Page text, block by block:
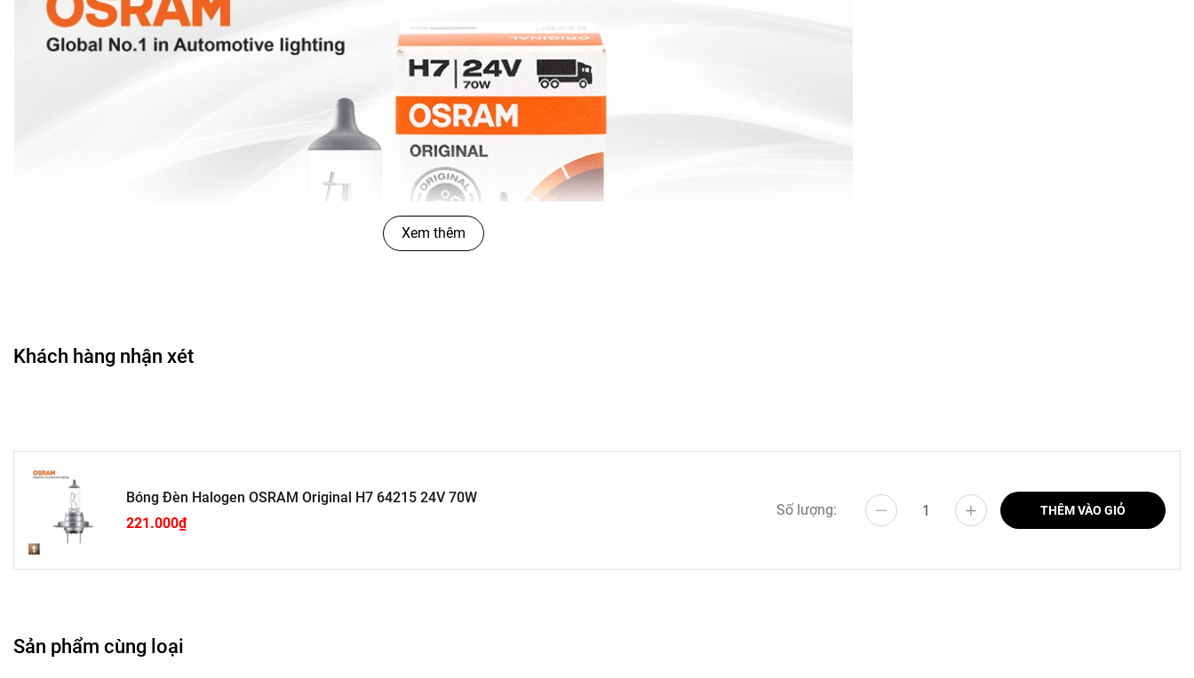
Bóng Đèn Halogen OSRAM Original H7 64215 24V 70W
cao giúp hỗ trợ chiếu sáng hiệu quả trên những chặng đường dài
Bóng Đèn Halogen OSRAM Original H7 64215 24V 70W được chế tạo bằng thủy tinh cao cấp, được sản xuất và
Xem thêm
Khách hàng nhận xét
Bóng Đèn Halogen OSRAM Original H7 64215 24V 70W
221.000₫
Số lượng: THÊM VÀO GIỎ
Sản phẩm cùng loại